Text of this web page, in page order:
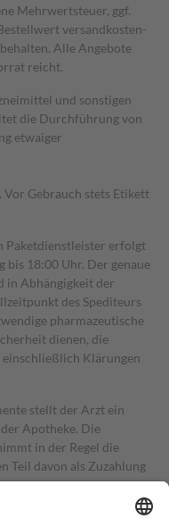
Mehrwertsteuer, ggf.
versand­kosten­
Alle Angebote
reicht.
und sonstigen
die Durchführung von
etwaiger
Gebrauch stets Etikett
Paketdienstleister erfolgt
bis 18:00 Uhr. Der genaue
in Abhängigkeit der
des Spediteurs
pharmazeutische
dienen, die
Klärungen
stellt der Arzt ein
Apotheke. Die
in der Regel die
Teil davon als Zuzahlung
in Höhe von zehn